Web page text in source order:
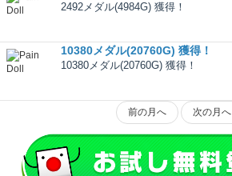
2492メダル(4984G) 獲得！
10380メダル(20760G) 獲得！
10380メダル(20760G) 獲得！
前の月へ 次の月へ